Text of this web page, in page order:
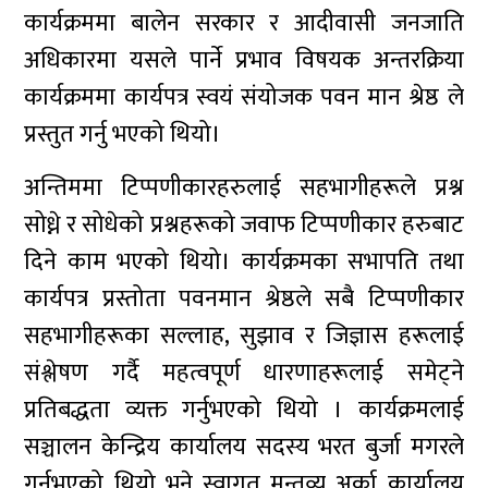
कार्यक्रममा बालेन सरकार र आदीवासी जनजाति
अधिकारमा यसले पार्ने प्रभाव विषयक अन्तरक्रिया
कार्यक्रममा कार्यपत्र स्वयं संयोजक पवन मान श्रेष्ठ ले
प्रस्तुत गर्नु भएको थियो।
अन्तिममा टिप्पणीकारहरुलाई सहभागीहरूले प्रश्न
सोध्ने र सोधेको प्रश्नहरूको जवाफ टिप्पणीकार हरुबाट
दिने काम भएको थियो। कार्यक्रमका सभापति तथा
कार्यपत्र प्रस्तोता पवनमान श्रेष्ठले सबै टिप्पणीकार
सहभागीहरूका सल्लाह, सुझाव र जिज्ञास हरूलाई
संश्लेषण गर्दै महत्वपूर्ण धारणाहरूलाई समेट्ने
प्रतिबद्धता व्यक्त गर्नुभएको थियो । कार्यक्रमलाई
सञ्चालन केन्द्रिय कार्यालय सदस्य भरत बुर्जा मगरले